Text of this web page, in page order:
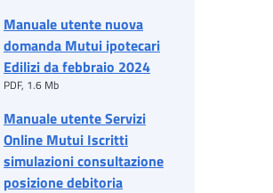
Manuale utente nuova
domanda Mutui ipotecari
Edilizi da febbraio 2024
PDF, 1.6 Mb
Manuale utente Servizi
Online Mutui Iscritti
simulazioni consultazione
posizione debitoria